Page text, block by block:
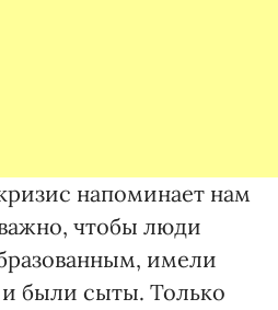
напоминает нам
чтобы люди
имели
были сыты. Только